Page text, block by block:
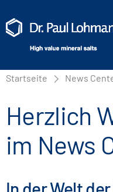
Startseite News
Herzlich
im News